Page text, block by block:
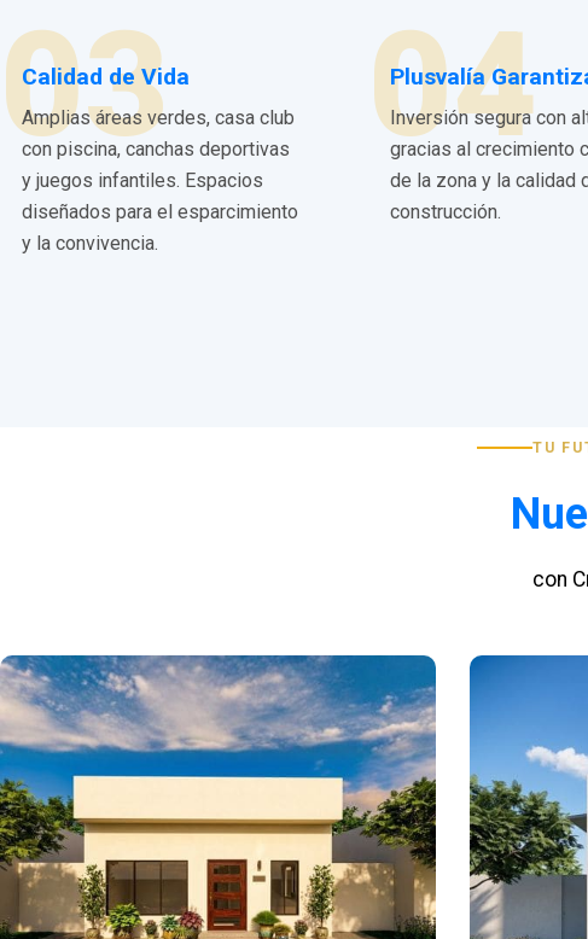
03
Calidad de Vida
Amplias áreas verdes, casa club
con piscina, canchas deportivas
y juegos infantiles. Espacios
diseñados para el esparcimiento
y la convivencia.
04
Plusvalía
Inversión segura con
gracias al crecimiento
de la zona y la calidad
construcción.
TU
con